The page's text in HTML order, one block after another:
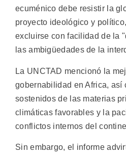
ecuménico debe resistir la
proyecto ideológico y
excluirse con facilidad de la
las ambigüedades de la
La UNCTAD mencionó la
gobernabilidad en Africa, así
sostenidos de las materias
climáticas favorables y la
conflictos internos del
Sin embargo, el informe